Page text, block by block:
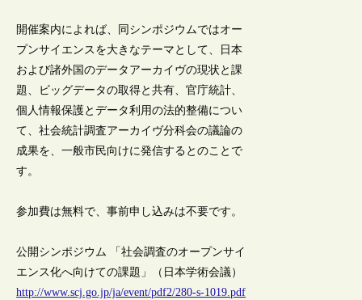
開催案内によれば、同シンポジウムではオー
プンサイエンスを大きなテーマとして、日本
および諸外国のデータアーカイヴの現状と課
題、ビッグデータの取得と共有、官庁統計、
個人情報保護とデータ利用の法的整備につい
て、社会統計調査アーカイヴ分科会の議論の
成果を、一般市民向けに発信するとのことで
す。
参加費は無料で、事前申し込みは不要です。
公開シンポジウム 「社会調査のオープンサイ
エンス化へ向けての課題」（日本学術会議）
http://www.scj.go.jp/ja/event/pdf2/280-s-1019.pdf